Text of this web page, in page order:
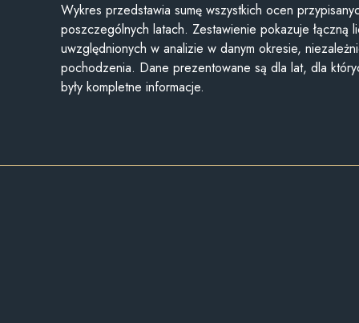
Wykres przedstawia sumę wszystkich ocen
poszczególnych latach. Zestawienie pokazuje łączną
uwzględnionych w analizie w danym okresie,
pochodzenia. Dane prezentowane są dla lat, dla
były kompletne informacje.